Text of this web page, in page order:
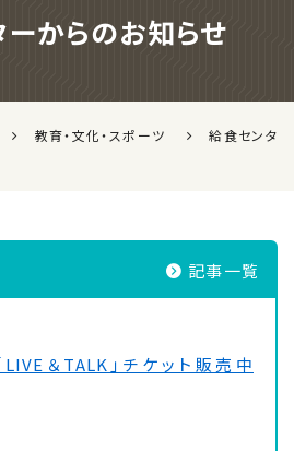
からのお知らせ
教育・文化・スポーツ
給食センタ
記事一覧
＆TALK」チケット販売中